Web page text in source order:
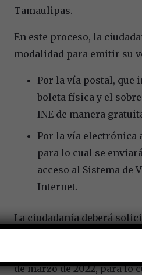
Tamaulipas.
En este proceso, la
modalidad para emitir su
Por la vía postal, que
boleta física y el
INE de manera
Por la vía electrónica
para lo cual se
acceso al Sistema de
Internet.
La ciudadanía deberá
de marzo de 2022, para lo